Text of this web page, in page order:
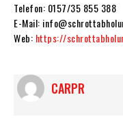
Telefon: 0157/35 855 388
E-Mail:
Web: https://
CARPR